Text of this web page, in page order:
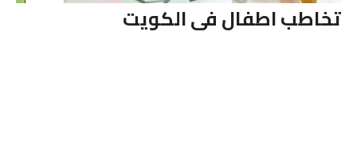
تخاطب اطفال فى الكويت